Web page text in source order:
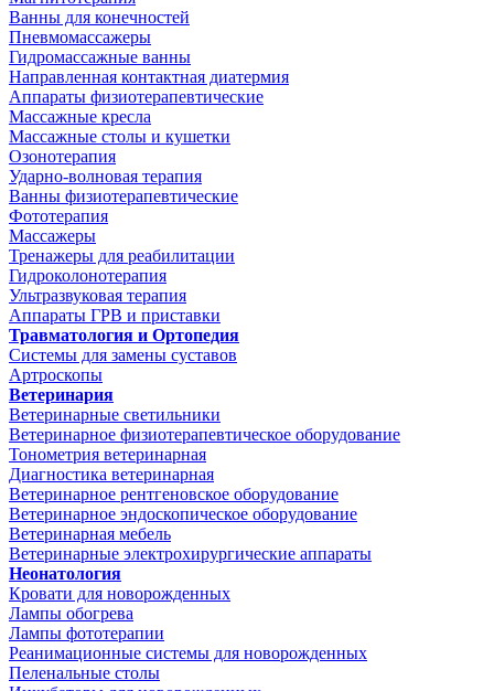
Ванны для конечностей
Пневмомассажеры
Гидромассажные ванны
Направленная контактная диатермия
Аппараты физиотерапевтические
Массажные кресла
Массажные столы и кушетки
Озонотерапия
Ударно-волновая терапия
Ванны физиотерапевтические
Фототерапия
Массажеры
Тренажеры для реабилитации
Гидроколонотерапия
Ультразвуковая терапия
Аппараты ГРВ и приставки
Травматология и Ортопедия
Системы для замены суставов
Артроскопы
Ветеринария
Ветеринарные светильники
Ветеринарное физиотерапевтическое оборудование
Тонометрия ветеринарная
Диагностика ветеринарная
Ветеринарное рентгеновское оборудование
Ветеринарное эндоскопическое оборудование
Ветеринарная мебель
Ветеринарные электрохирургические аппараты
Неонатология
Кровати для новорожденных
Лампы обогрева
Лампы фототерапии
Реанимационные системы для новорожденных
Пеленальные столы